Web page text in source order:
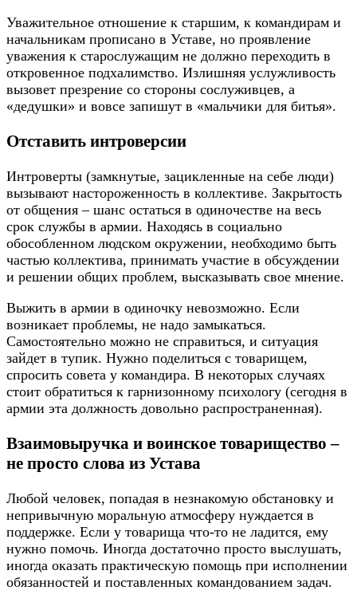
Уважительное отношение к старшим, к командирам и
начальникам прописано в Уставе, но проявление
уважения к старослужащим не должно переходить в
откровенное подхалимство. Излишняя услужливость
вызовет презрение со стороны сослуживцев, а
«дедушки» и вовсе запишут в «мальчики для битья».
Отставить интроверсии
Интроверты (замкнутые, зацикленные на себе люди)
вызывают настороженность в коллективе. Закрытость
от общения – шанс остаться в одиночестве на весь
срок службы в армии. Находясь в социально
обособленном людском окружении, необходимо быть
частью коллектива, принимать участие в обсуждении
и решении общих проблем, высказывать свое мнение.
Выжить в армии в одиночку невозможно. Если
возникает проблемы, не надо замыкаться.
Самостоятельно можно не справиться, и ситуация
зайдет в тупик. Нужно поделиться с товарищем,
спросить совета у командира. В некоторых случаях
стоит обратиться к гарнизонному психологу (сегодня в
армии эта должность довольно распространенная).
Взаимовыручка и воинское товарищество –
не просто слова из Устава
Любой человек, попадая в незнакомую обстановку и
непривычную моральную атмосферу нуждается в
поддержке. Если у товарища что-то не ладится, ему
нужно помочь. Иногда достаточно просто выслушать,
иногда оказать практическую помощь при исполнении
обязанностей и поставленных командованием задач.